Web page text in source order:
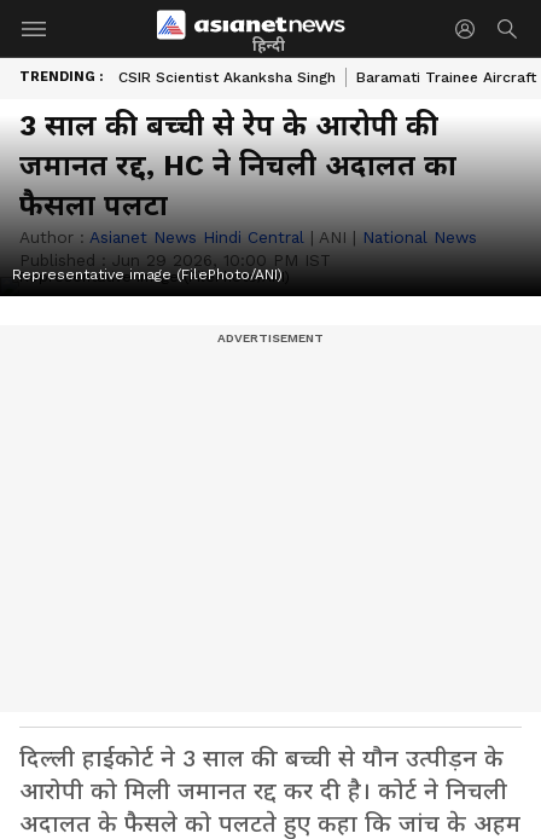
हिन्दी
TRENDING : CSIR Scientist Akanksha Singh Baramati Trainee Aircraft
3 साल की बच्ची से रेप के आरोपी की
जमानत रद्द, HC ने निचली अदालत का
फैसला पलटा
Author : Asianet News Hindi Central | ANI | National News
Published : Jun 29 2026, 10:00 PM IST
Representative image (FilePhoto/ANI)
दिल्ली हाईकोर्ट ने 3 साल की बच्ची से यौन उत्पीड़न के
आरोपी को मिली जमानत रद्द कर दी है। कोर्ट ने निचली
अदालत के फैसले को पलटते हुए कहा कि जांच के अहम